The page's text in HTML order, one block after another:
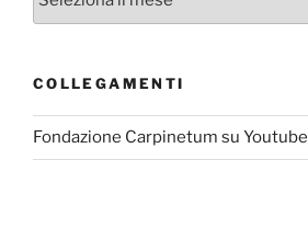
COLLEGAMENTI
Fondazione Carpinetum su Youtube